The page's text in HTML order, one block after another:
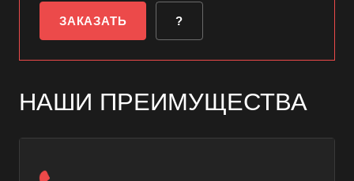
ЗАКАЗАТЬ ?
НАШИ ПРЕИМУЩЕСТВА